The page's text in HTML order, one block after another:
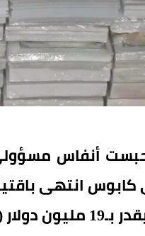
أنفاس
كابوس انتهى
جنيه مصري)!